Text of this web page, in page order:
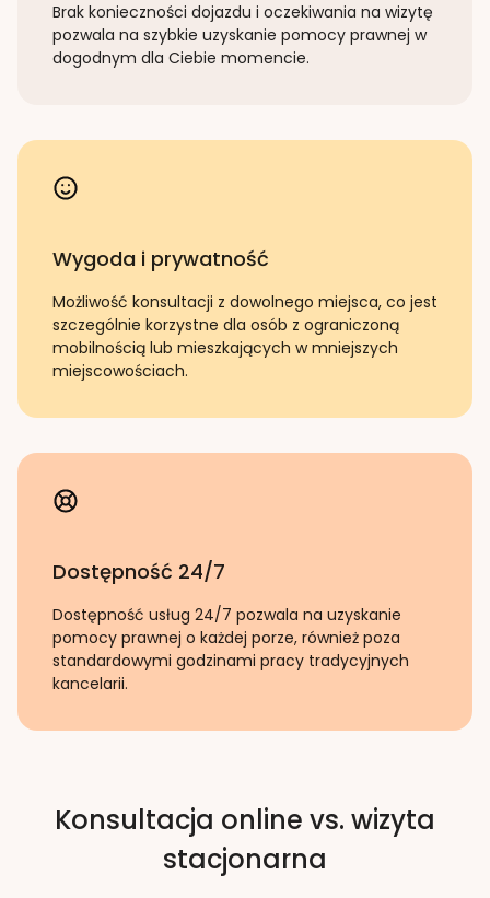
Brak konieczności dojazdu i oczekiwania na wizytę
pozwala na szybkie uzyskanie pomocy prawnej w
dogodnym dla Ciebie momencie.
Wygoda i prywatność
Możliwość konsultacji z dowolnego miejsca, co jest
szczególnie korzystne dla osób z ograniczoną
mobilnością lub mieszkających w mniejszych
miejscowościach.
Dostępność 24/7
Dostępność usług 24/7 pozwala na uzyskanie
pomocy prawnej o każdej porze, również poza
standardowymi godzinami pracy tradycyjnych
kancelarii.
Konsultacja online vs. wizyta
stacjonarna